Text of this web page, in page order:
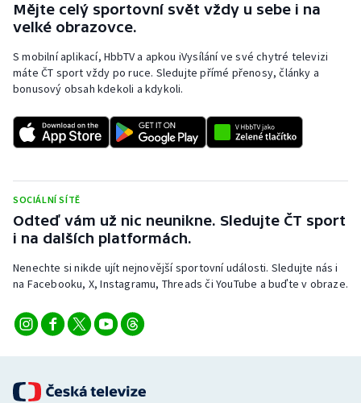
Mějte celý sportovní svět vždy u sebe i na
velké obrazovce.
S mobilní aplikací, HbbTV a apkou iVysílání ve své chytré televizi
máte ČT sport vždy po ruce. Sledujte přímé přenosy, články a
bonusový obsah kdekoli a kdykoli.
SOCIÁLNÍ SÍTĚ
Odteď vám už nic neunikne. Sledujte ČT sport
i na dalších platformách.
Nenechte si nikde ujít nejnovější sportovní události. Sledujte nás i
na Facebooku, X, Instagramu, Threads či YouTube a buďte v obraze.